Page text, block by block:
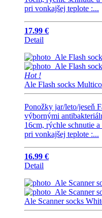
pri vonkajšej teplote :...
17.99 €
Detail
Hot !
Ale Flash socks
Ponožky jar/leto/jeseň
výbornými
16cm, rýchle schnutie
pri vonkajšej teplote :...
16.99 €
Detail
Ale Scanner socks